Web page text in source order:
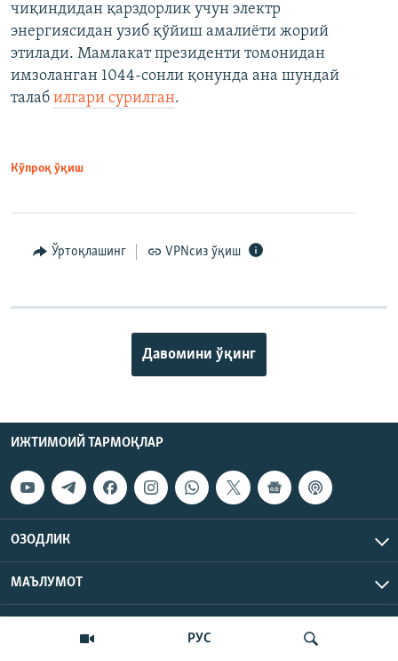
РУС
чиқиндидан қарздорлик учун электр
энергиясидан узиб қўйиш амалиёти жорий
этилади. Мамлакат президенти томонидан
имзоланган 1044-сонли қонунда ана шундай
талаб илгари сурилган.
Кўпроқ ўқиш
Ўртоқлашинг VPNсиз ўқиш
Давомини ўқинг
ИЖТИМОИЙ ТАРМОҚЛАР
ОЗОДЛИК
МАЪЛУМОТ
Озодлик радиоси © 2026 RFE/RL, Inc. | Барча ҳуқуқлар
ҳимояланган.